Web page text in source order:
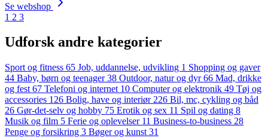
Se webshop
1 2 3
Udforsk andre kategorier
Sport og fitness 65 Job, uddannelse, udvikling 1 Shopping og gaver
44 Baby, børn og teenager38 Outdoor, natur og dyr66 Mad, drikke
og fest 67 Telefoni og internet 10 Computer og elektronik 49 Tøj og
accessories 126 Bolig, have og interiør 226 Bil, mc, cykling og båd
26 Gør-det-selv og hobby 75 Erotik og sex 11 Spil og dating 8
Musik og film 5 Ferie og oplevelser 11 Business-to-business 28
Penge og forsikring 3 Bøger og kunst 31